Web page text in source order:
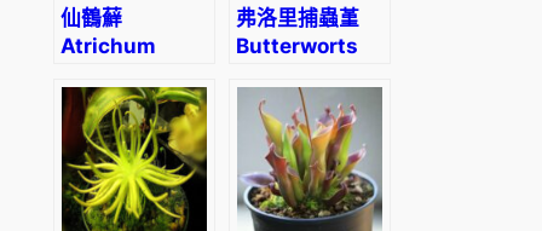
仙鶴蘚
Atrichum
弗洛里捕蟲堇
Butterworts
‘Florian’)